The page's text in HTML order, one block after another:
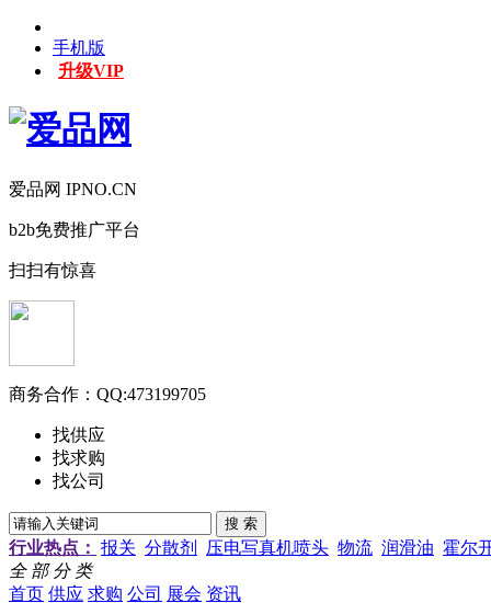
手机版
升级VIP
爱品网 IPNO.CN
b2b免费推广平台
扫扫有惊喜
商务合作： QQ:473199705
找供应
找求购
找公司
行业热点： 报关 分散剂 压电写真机喷头 物流 润滑油 霍尔
全 部 分 类
首页 供应 求购 公司 展会 资讯